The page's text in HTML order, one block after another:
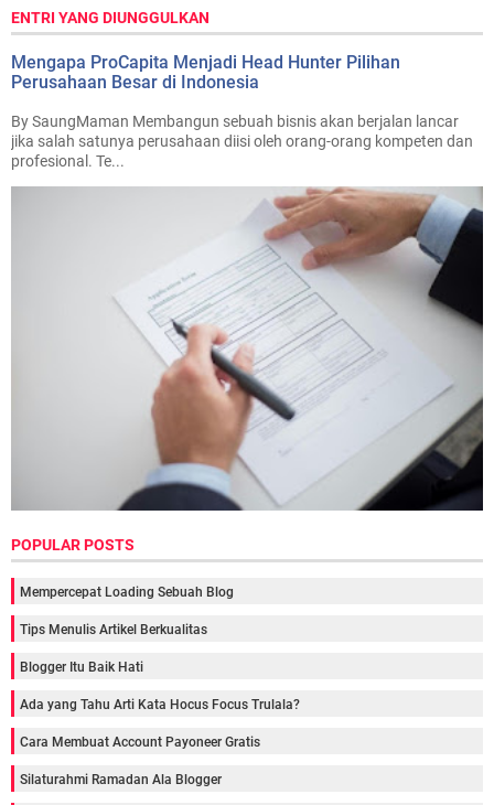
ENTRI YANG DIUNGGULKAN
Mengapa ProCapita Menjadi Head Hunter Pilihan
Perusahaan Besar di Indonesia
By SaungMaman Membangun sebuah bisnis akan berjalan lancar
jika salah satunya perusahaan diisi oleh orang-orang kompeten dan
profesional. Te...
POPULAR POSTS
Mempercepat Loading Sebuah Blog
Tips Menulis Artikel Berkualitas
Blogger Itu Baik Hati
Ada yang Tahu Arti Kata Hocus Focus Trulala?
Cara Membuat Account Payoneer Gratis
Silaturahmi Ramadan Ala Blogger